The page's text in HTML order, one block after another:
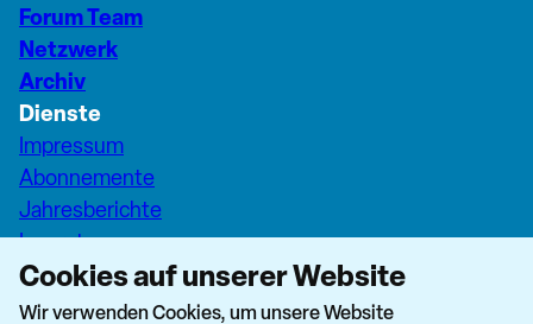
Forum Team
Netzwerk
Archiv
Dienste
Impressum
Abonnemente
Jahresberichte
Inserate
Pfarreiseiten Stadt Zürich
Dashboard Forum+
Cookies auf unserer Website
Wir verwenden Cookies, um unsere Website